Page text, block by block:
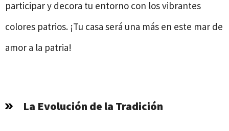
participar y decora tu entorno con los vibrantes
colores patrios. ¡Tu casa será una más en este mar de
amor a la patria!
La Evolución de la Tradición